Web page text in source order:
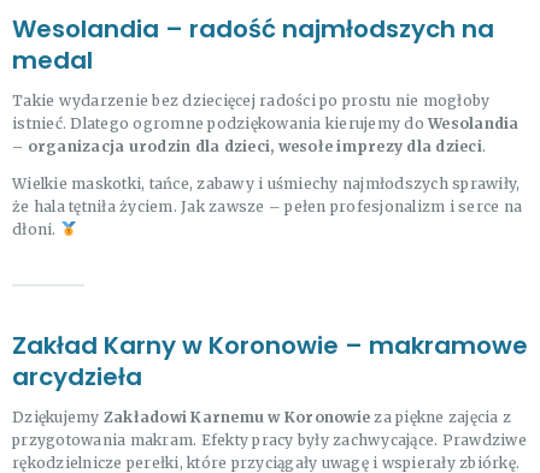
Wesolandia – radość najmłodszych na
medal
Takie wydarzenie bez dziecięcej radości po prostu nie mogłoby
istnieć. Dlatego ogromne podziękowania kierujemy doWesolandia
– organizacja urodzin dla dzieci, wesołe imprezy dla dzieci.
Wielkie maskotki, tańce, zabawy i uśmiechy najmłodszych sprawiły,
że hala tętniła życiem. Jak zawsze – pełen profesjonalizm i serce na
dłoni.
Zakład Karny w Koronowie – makramowe
arcydzieła
Dziękujemy Zakładowi Karnemu w Koronowie za piękne zajęcia z
przygotowania makram. Efekty pracy były zachwycające. Prawdziwe
rękodzielnicze perełki, które przyciągały uwagę i wspierały zbiórkę.